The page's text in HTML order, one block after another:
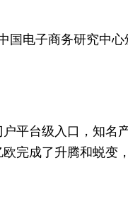
国电子商务研究中
平台级入口，知
完成了升腾和蜕变